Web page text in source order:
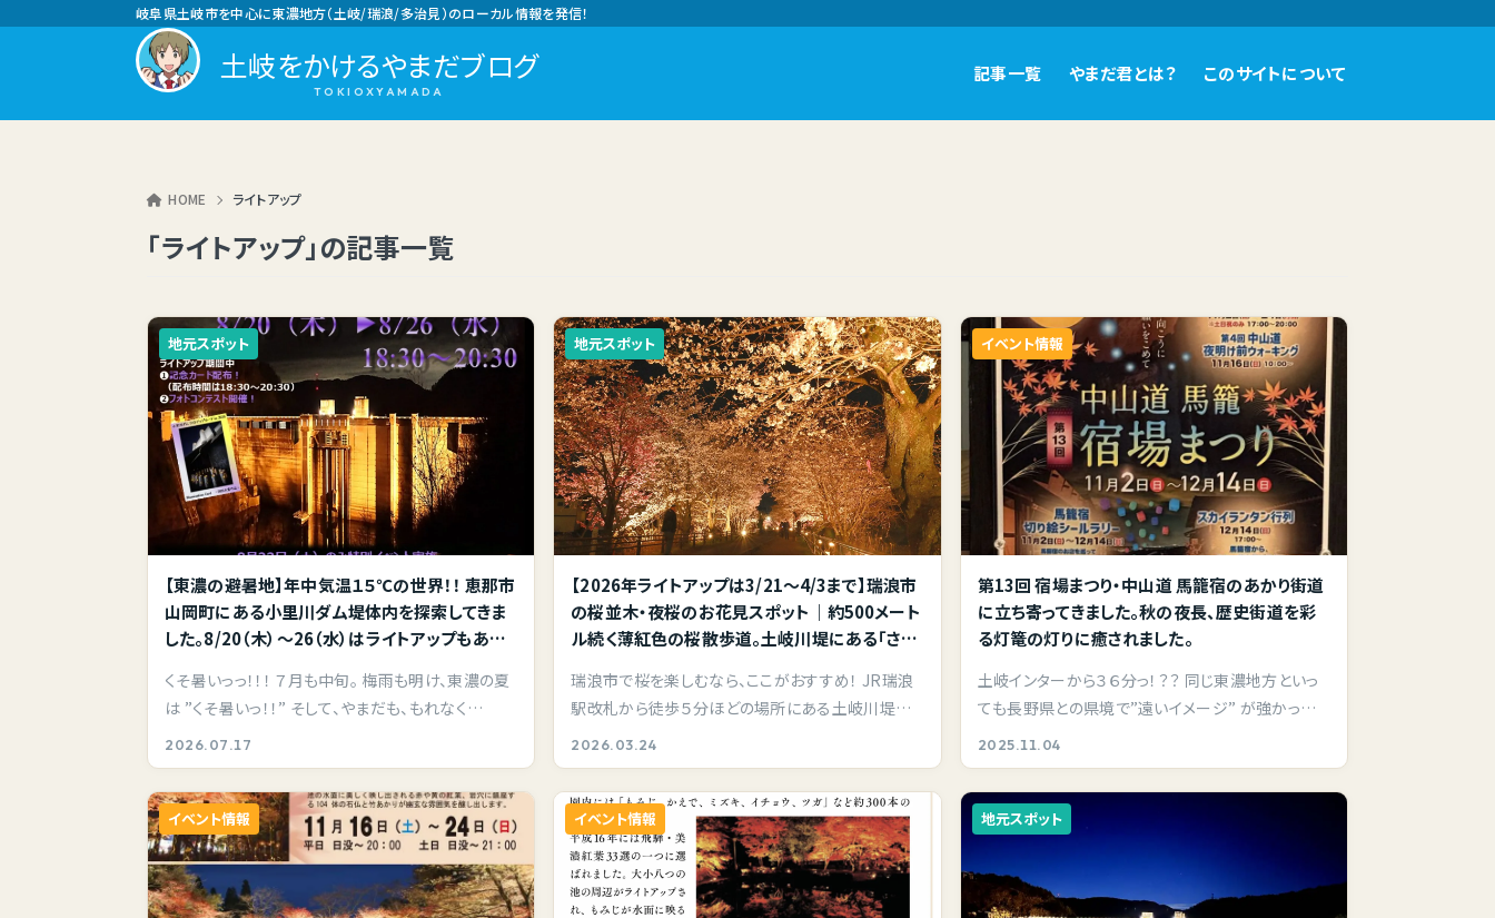
土岐をかけるやまだブログ
岐阜県土岐市を中心に東濃地方（土岐/瑞浪/多治見）のローカル情報を発信！
記事一覧 やまだ君とは？ このサイトについて
HOME ライトアップ
「ライトアップ」の記事一覧
【東濃の避暑地】年中気温１５℃の世界！！ 恵那市
山岡町にある小里川ダム堤体内を探索してきま
した。8/20（木）～26（水）はライトアップもある
くそ暑いっっ！！！ ７月も中旬。 梅雨も明け、東濃の夏
は ”くそ暑いっ！！” そして、やまだも、もれなく…
2026.07.17
地元スポット
【2026年ライトアップは3/21～4/3まで】瑞浪市
の桜並木・夜桜のお花見スポット｜約500メート
ル続く薄紅色の桜散歩道。土岐川堤にある「さく
すよ。
瑞浪市で桜を楽しむなら、ここがおすすめ！ JR瑞浪
駅改札から徒歩５分ほどの場所にある土岐川堤防
沿いの遊…
2026.03.24
地元スポット
第13回 宿場まつり・中山道 馬籠宿のあかり街道
に立ち寄ってきました。秋の夜長、歴史街道を彩
る灯篭の灯りに癒されました。
土岐インターから３６分っ！？？ 同じ東濃地方といっ
ても長野県との県境で”遠いイメージ” が強かった、
馬…
2025.11.04
イベント情報
イベント情報 イベント情報 地元スポット